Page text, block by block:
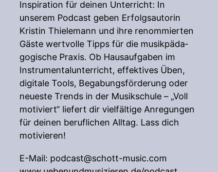
Inspiration für deinen Unterricht: In
unserem Podcast geben Erfolgs­autorin
Kristin Thiele­mann und ihre renom­mierten
Gäste wert­volle Tipps für die musik­päda­
gogische Praxis. Ob Haus­aufgaben im
Instru­mental­unterricht, effek­tives Üben,
digi­tale Tools, Begabungs­för­derung oder
neueste Trends in der Musik­schule – „Voll
motiviert“ liefert dir viel­fältige Anre­gungen
für deinen beruf­lichen Alltag. Lass dich
moti­vieren!
E-Mail: podcast@schott-music.com